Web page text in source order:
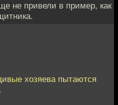
не привели в пример, как
хозяева пытаются